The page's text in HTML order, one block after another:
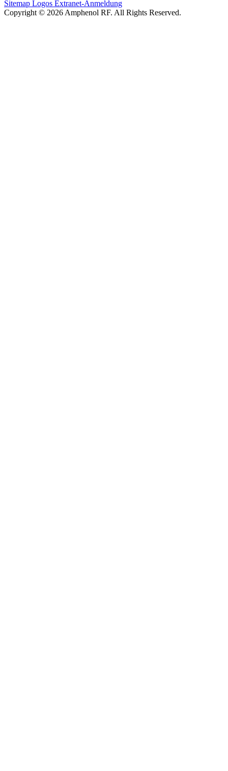
Sitemap Logos Extranet-Anmeldung
Copyright © 2026 Amphenol RF. All Rights Reserved.